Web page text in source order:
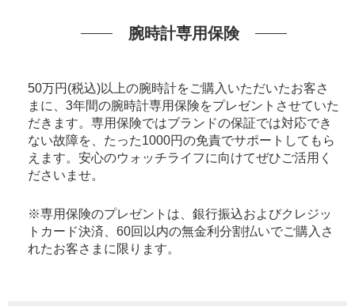
腕時計専用保険
50万円(税込)以上の腕時計をご購入いただいたお客さ
まに、3年間の腕時計専用保険をプレゼントさせていた
だきます。専用保険ではブランドの保証では対応でき
ない故障を、たった1000円の免責でサポートしてもら
えます。安心のウォッチライフに向けてぜひご活用く
ださいませ。
※専用保険のプレゼントは、銀行振込およびクレジッ
トカード決済、60回以内の無金利分割払いでご購入さ
れたお客さまに限ります。